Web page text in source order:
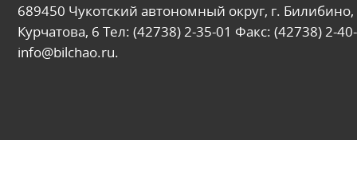
689450 Чукотский автономный округ, г. Билибино,
Курчатова, 6 Тел: (42738) 2-35-01 Факс: (42738) 2-
info@bilchao.ru.